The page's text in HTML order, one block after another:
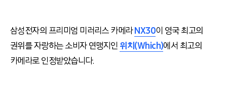
삼성전자의 프리미엄 미러리스 카메라NX30이 영국 최고의
권위를 자랑하는 소비자 연맹지인 위치(Which)에서 최고의
카메라로 인정받았습니다.